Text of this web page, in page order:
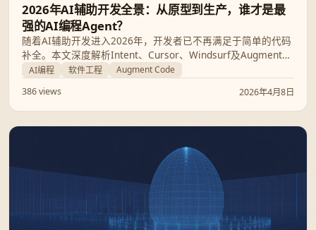
2026年AI辅助开发全景：从原型到生产，谁才是最
强的AI编程Agent？
随着AI辅助开发进入2026年，开发者已不再满足于简单的代码
补全。本文深度解析Intent、Cursor、Windsurf及Augment
Code等主流工具，探讨如何通过规格驱动（Spec-driven）与
企业级合规，解决AI Agent在生产环境中的落地难题。
AI编程 软件工程
Augment Code
386 views
2026年4月8日